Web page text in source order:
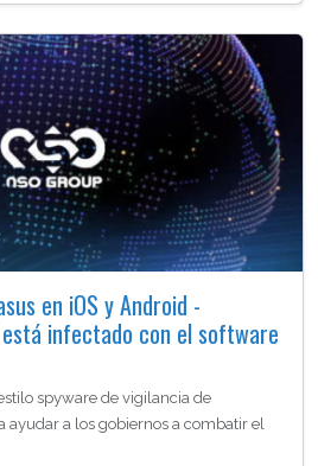
en iOS y Android -
infectado con el software
spyware de vigilancia de
ayudar a los gobiernos a combatir el